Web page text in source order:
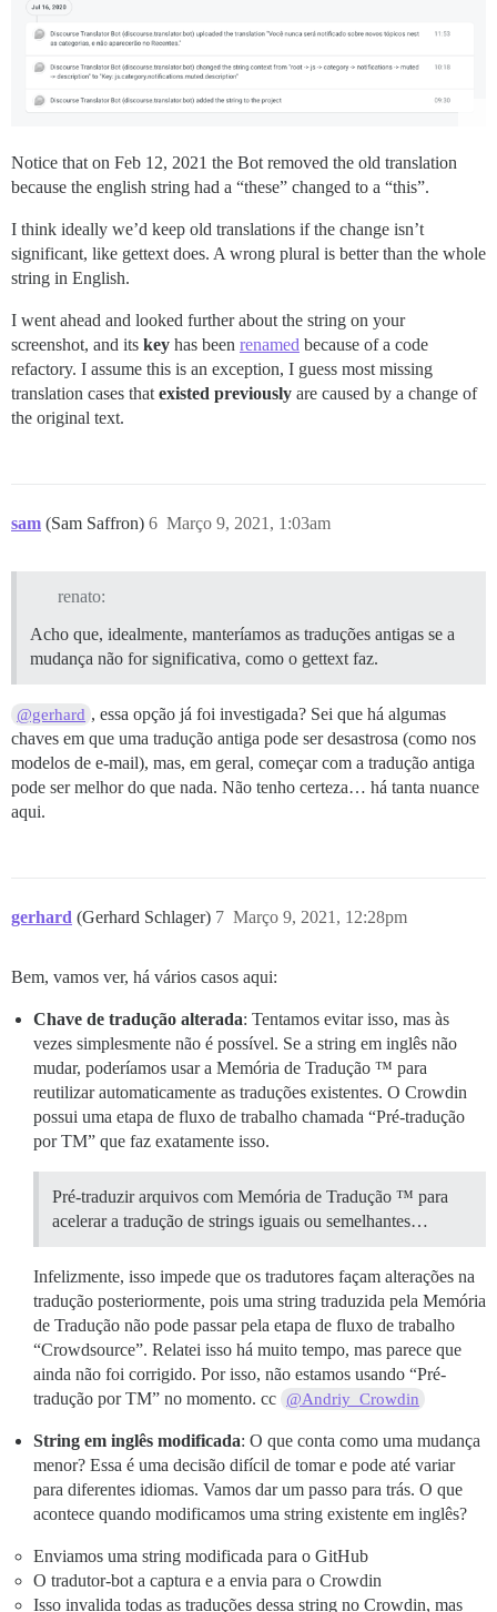
Notice that on Feb 12, 2021 the Bot removed the old translation
because the english string had a “these” changed to a “this”.
I think ideally we’d keep old translations if the change isn’t
significant, like gettext does. A wrong plural is better than the whole
string in English.
I went ahead and looked further about the string on your
screenshot, and its key has been renamed because of a code
refactory. I assume this is an exception, I guess most missing
translation cases that existed previously are caused by a change of
the original text.
sam (Sam Saffron) Março 9, 2021, 1:03am
6
renato:
Acho que, idealmente, manteríamos as traduções antigas se a
mudança não for significativa, como o gettext faz.
@gerhard , essa opção já foi investigada? Sei que há algumas
chaves em que uma tradução antiga pode ser desastrosa (como nos
modelos de e-mail), mas, em geral, começar com a tradução antiga
pode ser melhor do que nada. Não tenho certeza… há tanta nuance
aqui.
gerhard (Gerhard Schlager) Março 9, 2021, 12:28pm
7
Bem, vamos ver, há vários casos aqui:
Chave de tradução alterada: Tentamos evitar isso, mas às
vezes simplesmente não é possível. Se a string em inglês não
mudar, poderíamos usar a Memória de Tradução ™ para
reutilizar automaticamente as traduções existentes. O Crowdin
possui uma etapa de fluxo de trabalho chamada “Pré-tradução
por TM” que faz exatamente isso.
Pré-traduzir arquivos com Memória de Tradução ™ para
acelerar a tradução de strings iguais ou semelhantes…
Infelizmente, isso impede que os tradutores façam alterações na
tradução posteriormente, pois uma string traduzida pela Memória
de Tradução não pode passar pela etapa de fluxo de trabalho
“Crowdsource”. Relatei isso há muito tempo, mas parece que
ainda não foi corrigido. Por isso, não estamos usando “Pré-
tradução por TM” no momento. cc @Andriy_Crowdin
String em inglês modificada: O que conta como uma mudança
menor? Essa é uma decisão difícil de tomar e pode até variar
para diferentes idiomas. Vamos dar um passo para trás. O que
acontece quando modificamos uma string existente em inglês?
Enviamos uma string modificada para o GitHub
O tradutor-bot a captura e a envia para o Crowdin
Isso invalida todas as traduções dessa string no Crowdin, mas